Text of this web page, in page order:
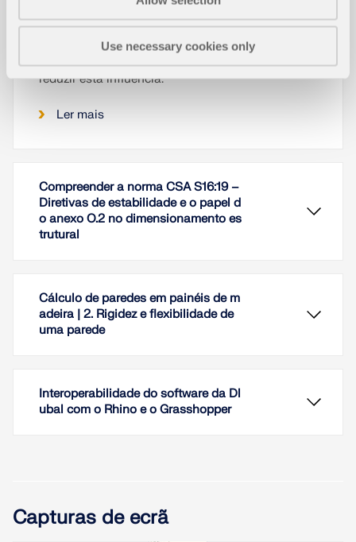
Use necessary cookies only
Este artigo descreve e explica a influência da
rigidez à flexão de cabos sobre os esforços
internos. Este artigo também dá dicas sobre como
reduzir esta influência.
Ler mais
Compreender a norma CSA S16:19 –
Diretivas de estabilidade e o papel d
o anexo O.2 no dimensionamento es
trutural
aço. A norma de dimensionamento de aço
canadiana CSA S16 e a versão mais recente de
Cálculo de paredes em painéis de m
adeira | 2. Rigidez e flexibilidade de
uma parede
sistemas de estruturas de barras ou de superfícies
Interoperabilidade do software da Dl
ubal com o Rhino e o Grasshopper
Capturas de ecrã